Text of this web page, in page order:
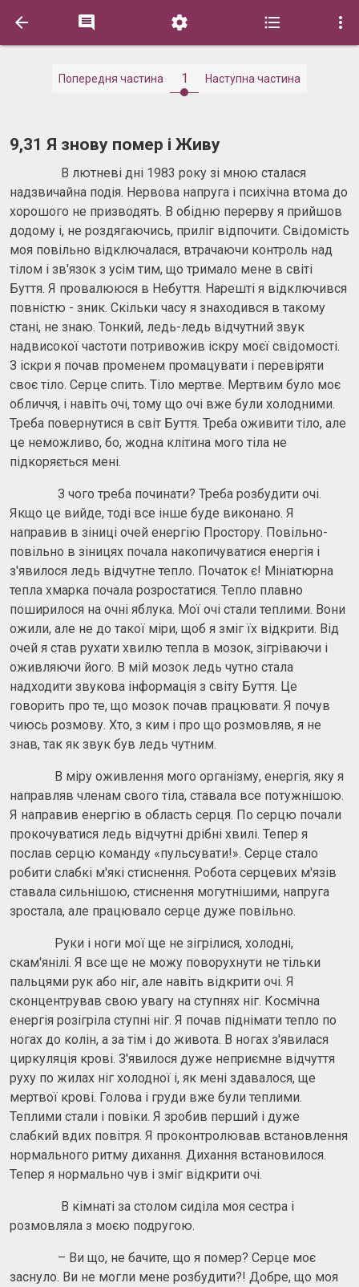
    
Попередня частина 1 Наступна частина
9,31 Я знову помер і Живу
В лютневі дні 1983 року зі мною сталася
надзвичайна подія. Нервова напруга і психічна втома до
хорошого не призводять. В обідню перерву я прийшов
додому і, не роздягаючись, приліг відпочити. Свідомість
моя повільно відключалася, втрачаючи контроль над
тілом і зв'язок з усім тим, що тримало мене в світі
Буття. Я провалююся в Небуття. Нарешті я відключився
повністю - зник. Скільки часу я знаходився в такому
стані, не знаю. Тонкий, ледь-ледь відчутний звук
надвисокої частоти потривожив іскру моєї свідомості.
З іскри я почав променем промацувати і перевіряти
своє тіло. Серце спить. Тіло мертве. Мертвим було моє
обличчя, і навіть очі, тому що очі вже були холодними.
Треба повернутися в світ Буття. Треба оживити тіло, але
це неможливо, бо, жодна клітина мого тіла не
підкоряється мені.
З чого треба починати? Треба розбудити очі.
Якщо це вийде, тоді все інше буде виконано. Я
направив в зіниці очей енергію Простору. Повільно-
повільно в зіницях почала накопичуватися енергія і
з'явилося ледь відчутне тепло. Початок є! Мініатюрна
тепла хмарка почала розростатися. Тепло плавно
поширилося на очні яблука. Мої очі стали теплими. Вони
ожили, але не до такої міри, щоб я зміг їх відкрити. Від
очей я став рухати хвилю тепла в мозок, зігріваючи і
оживляючи його. В мій мозок ледь чутно стала
надходити звукова інформація з світу Буття. Це
говорить про те, що мозок почав працювати. Я почув
чиюсь розмову. Хто, з ким і про що розмовляв, я не
знав, так як звук був ледь чутним.
В міру оживлення мого організму, енергія, яку я
направляв членам свого тіла, ставала все потужнішою.
Я направив енергію в область серця. По серцю почали
прокочуватися ледь відчутні дрібні хвилі. Тепер я
послав серцю команду «пульсувати!». Серце стало
робити слабкі м'які стиснення. Робота серцевих м'язів
ставала сильнішою, стиснення могутнішими, напруга
зростала, але працювало серце дуже повільно.
Руки і ноги мої ще не зігрілися, холодні,
скам'янілі. Я все ще не можу поворухнути не тільки
пальцями рук або ніг, але навіть відкрити очі. Я
сконцентрував свою увагу на ступнях ніг. Космічна
енергія розігріла ступні ніг. Я почав піднімати тепло по
ногах до колін, а за тім і до живота. В ногах з'явилася
циркуляція крові. З'явилося дуже неприємне відчуття
руху по жилах ніг холодної і, як мені здавалося, ще
мертвої крові. Голова і груди вже були теплими.
Теплими стали і повіки. Я зробив перший і дуже
слабкий вдих повітря. Я проконтролював встановлення
нормального ритму дихання. Дихання встановилося.
Тепер я нормально чув і зміг відкрити очі.
В кімнаті за столом сиділа моя сестра і
розмовляла з моєю подругою.
– Ви що, не бачите, що я помер? Серце моє
заснуло. Ви не могли мене розбудити?! Добре, що моя